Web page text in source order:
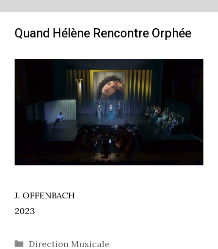
Quand Hélène Rencontre Orphée
J. OFFENBACH
2023
Catégories
Direction Musicale